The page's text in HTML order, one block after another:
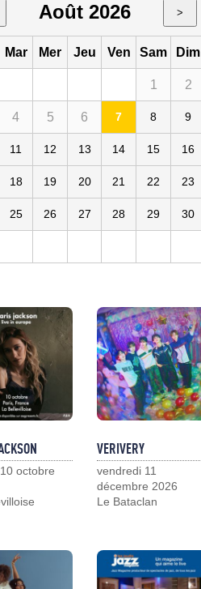
Août 2026 >
Mar Mer Jeu Ven Sam Dim
1 2
4 5 6 7 8 9
11 12 13 14 15 16
18 19 20 21 22 23
25 26 27 28 29 30
octobre
VERIVERY
vendredi 11
décembre 2026
Le Bataclan